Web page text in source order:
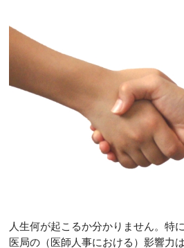
人生何が起こるか分かりません。特
医局の（医師人事における）影響力